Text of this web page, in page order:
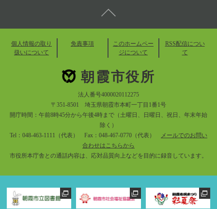
個人情報の取り
扱いについて
免責事項
このホームペー
ジについて
RSS配信につい
て
朝霞市役所
法人番号4000020112275
〒351-8501 埼玉県朝霞市本町一丁目1番1号
開庁時間：午前8時45分から午後4時まで（土曜日、日曜日、祝日、年末年始
除く）
Tel：048-463-1111（代表） Fax：048-467-0770（代表）
メールでのお問い
合わせはこちらから
市役所本庁舎との通話内容は、応対品質向上などを目的に録音しています。